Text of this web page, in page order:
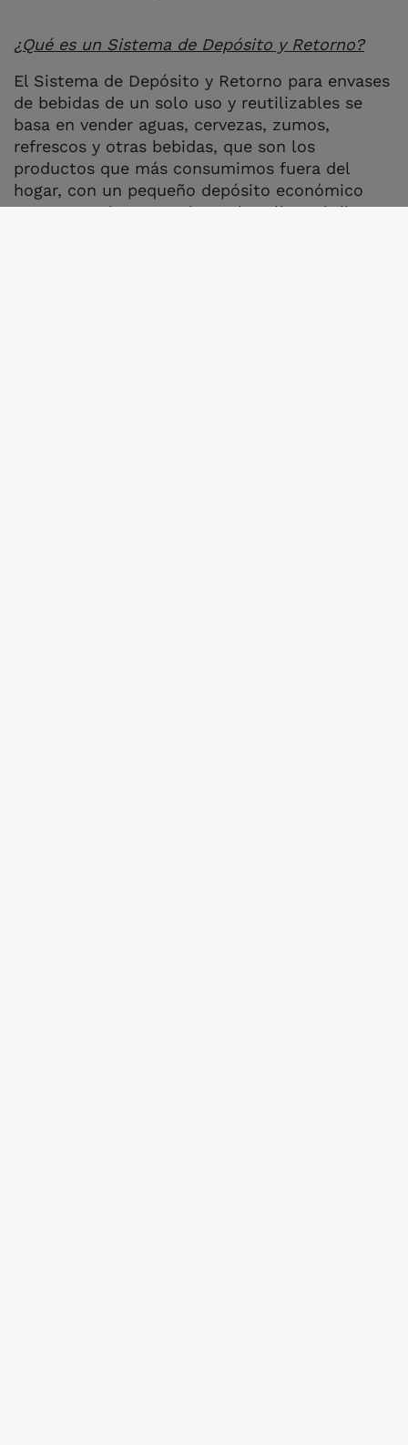
¿Qué es un Sistema de Depósito y Retorno?
El Sistema de Depósito y Retorno para envases
de bebidas de un solo uso y reutilizables se
basa en vender aguas, cervezas, zumos,
refrescos y otras bebidas, que son los
productos que más consumimos fuera del
hogar, con un pequeño depósito económico
extra que, al retornar latas, botellas o briks a